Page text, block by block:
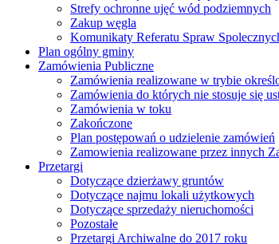
Strefy ochronne ujęć wód podziemnych
Zakup węgla
Komunikaty Referatu Spraw
Plan ogólny gminy
Zamówienia Publiczne
Zamówienia realizowane w trybie
Zamówienia do których nie stosuje się
Zamówienia w toku
Zakończone
Plan postępowań o udzielenie zamówień
Zamowienia realizowane przez innych
Przetargi
Dotyczące dzierżawy gruntów
Dotyczące najmu lokali użytkowych
Dotyczące sprzedaży nieruchomości
Pozostałe
Przetargi Archiwalne do 2017 roku